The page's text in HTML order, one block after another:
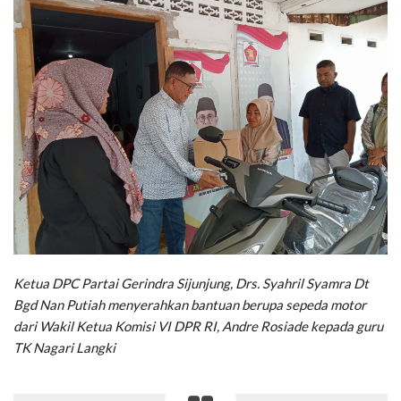
Ketua DPC Partai Gerindra Sijunjung, Drs. Syahril Syamra Dt
Bgd Nan Putiah menyerahkan bantuan berupa sepeda motor
dari Wakil Ketua Komisi VI DPR RI, Andre Rosiadekepada guru
TK Nagari Langki